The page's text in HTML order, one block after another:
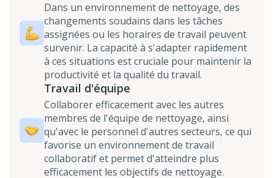
Dans un environnement de nettoyage, des
changements soudains dans les tâches
assignées ou les horaires de travail peuvent
survenir. La capacité à s'adapter rapidement
à ces situations est cruciale pour maintenir la
productivité et la qualité du travail.
Travail d'équipe
Collaborer efficacement avec les autres
membres de l'équipe de nettoyage, ainsi
qu'avec le personnel d'autres secteurs, ce qui
favorise un environnement de travail
collaboratif et permet d'atteindre plus
efficacement les objectifs de nettoyage.